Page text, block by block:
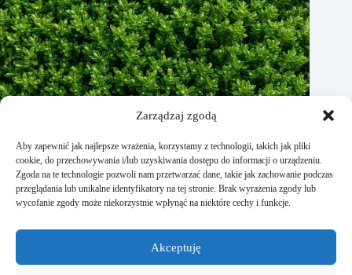
Zarządzaj zgodą
Aby zapewnić jak najlepsze wrażenia, korzystamy z technologii, takich jak pliki
cookie, do przechowywania i/lub uzyskiwania dostępu do informacji o urządzeniu.
Zgoda na te technologie pozwoli nam przetwarzać dane, takie jak zachowanie podczas
przeglądania lub unikalne identyfikatory na tej stronie. Brak wyrażenia zgody lub
wycofanie zgody może niekorzystnie wpłynąć na niektóre cechy i funkcje.
Akceptuję
Jak rozmnożyć bukszpan? Praktyczne porady